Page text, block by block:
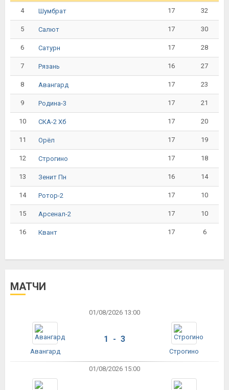
4 Шумбрат 17 32
5 Салют 17 30
6 Сатурн 17 28
7 Рязань 16 27
8 Авангард 17 23
9 Родина-3 17 21
10 СКА-2 Хб 17 20
11 Орёл 17 19
12 Строгино 17 18
13 Зенит Пн 16 14
14 Ротор-2 17 10
15 Арсенал-2 17 10
16 Квант 17 6
МАТЧИ
01/08/2026 13:00
Авангард
1 - 3
Строгино
01/08/2026 15:00